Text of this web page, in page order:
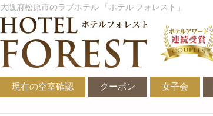
内
容
を
キ
ッ
大阪府松原市のラブホテル 「ホテル フォレスト」
現在の空室確認 クーポン 女子会